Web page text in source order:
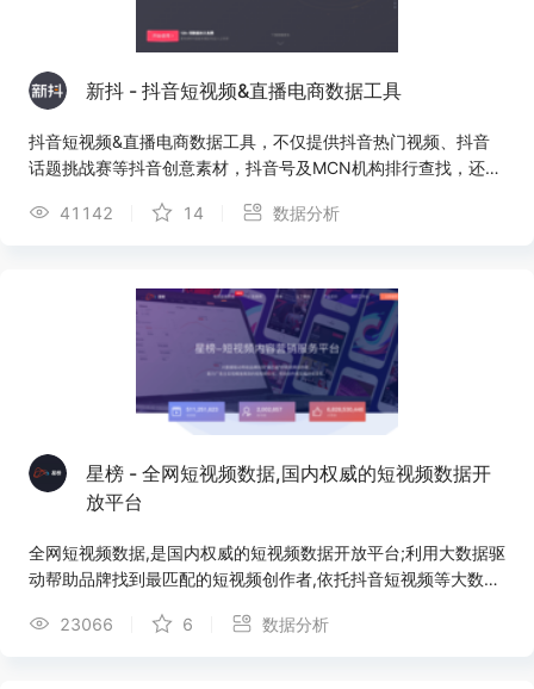
新抖 - 抖音短视频&直播电商数据工具
抖音短视频&直播电商数据工具，不仅提供抖音热门视频、抖音
话题挑战赛等抖音创意素材，抖音号及MCN机构排行查找，还提
商品、品牌营销等全面的短视频在线数据服务,助力达人运营，
41142 14 数据分析
星榜 - 全网短视频数据,国内权威的短视频数据开
放平台
全网短视频数据,是国内权威的短视频数据开放平台;利用大数据驱
动帮助品牌找到最匹配的短视频创作者,依托抖音短视频等大数据
广告主实现精准高效的短视频投放,直接有效的帮助广告主实现持
23066 6 数据分析